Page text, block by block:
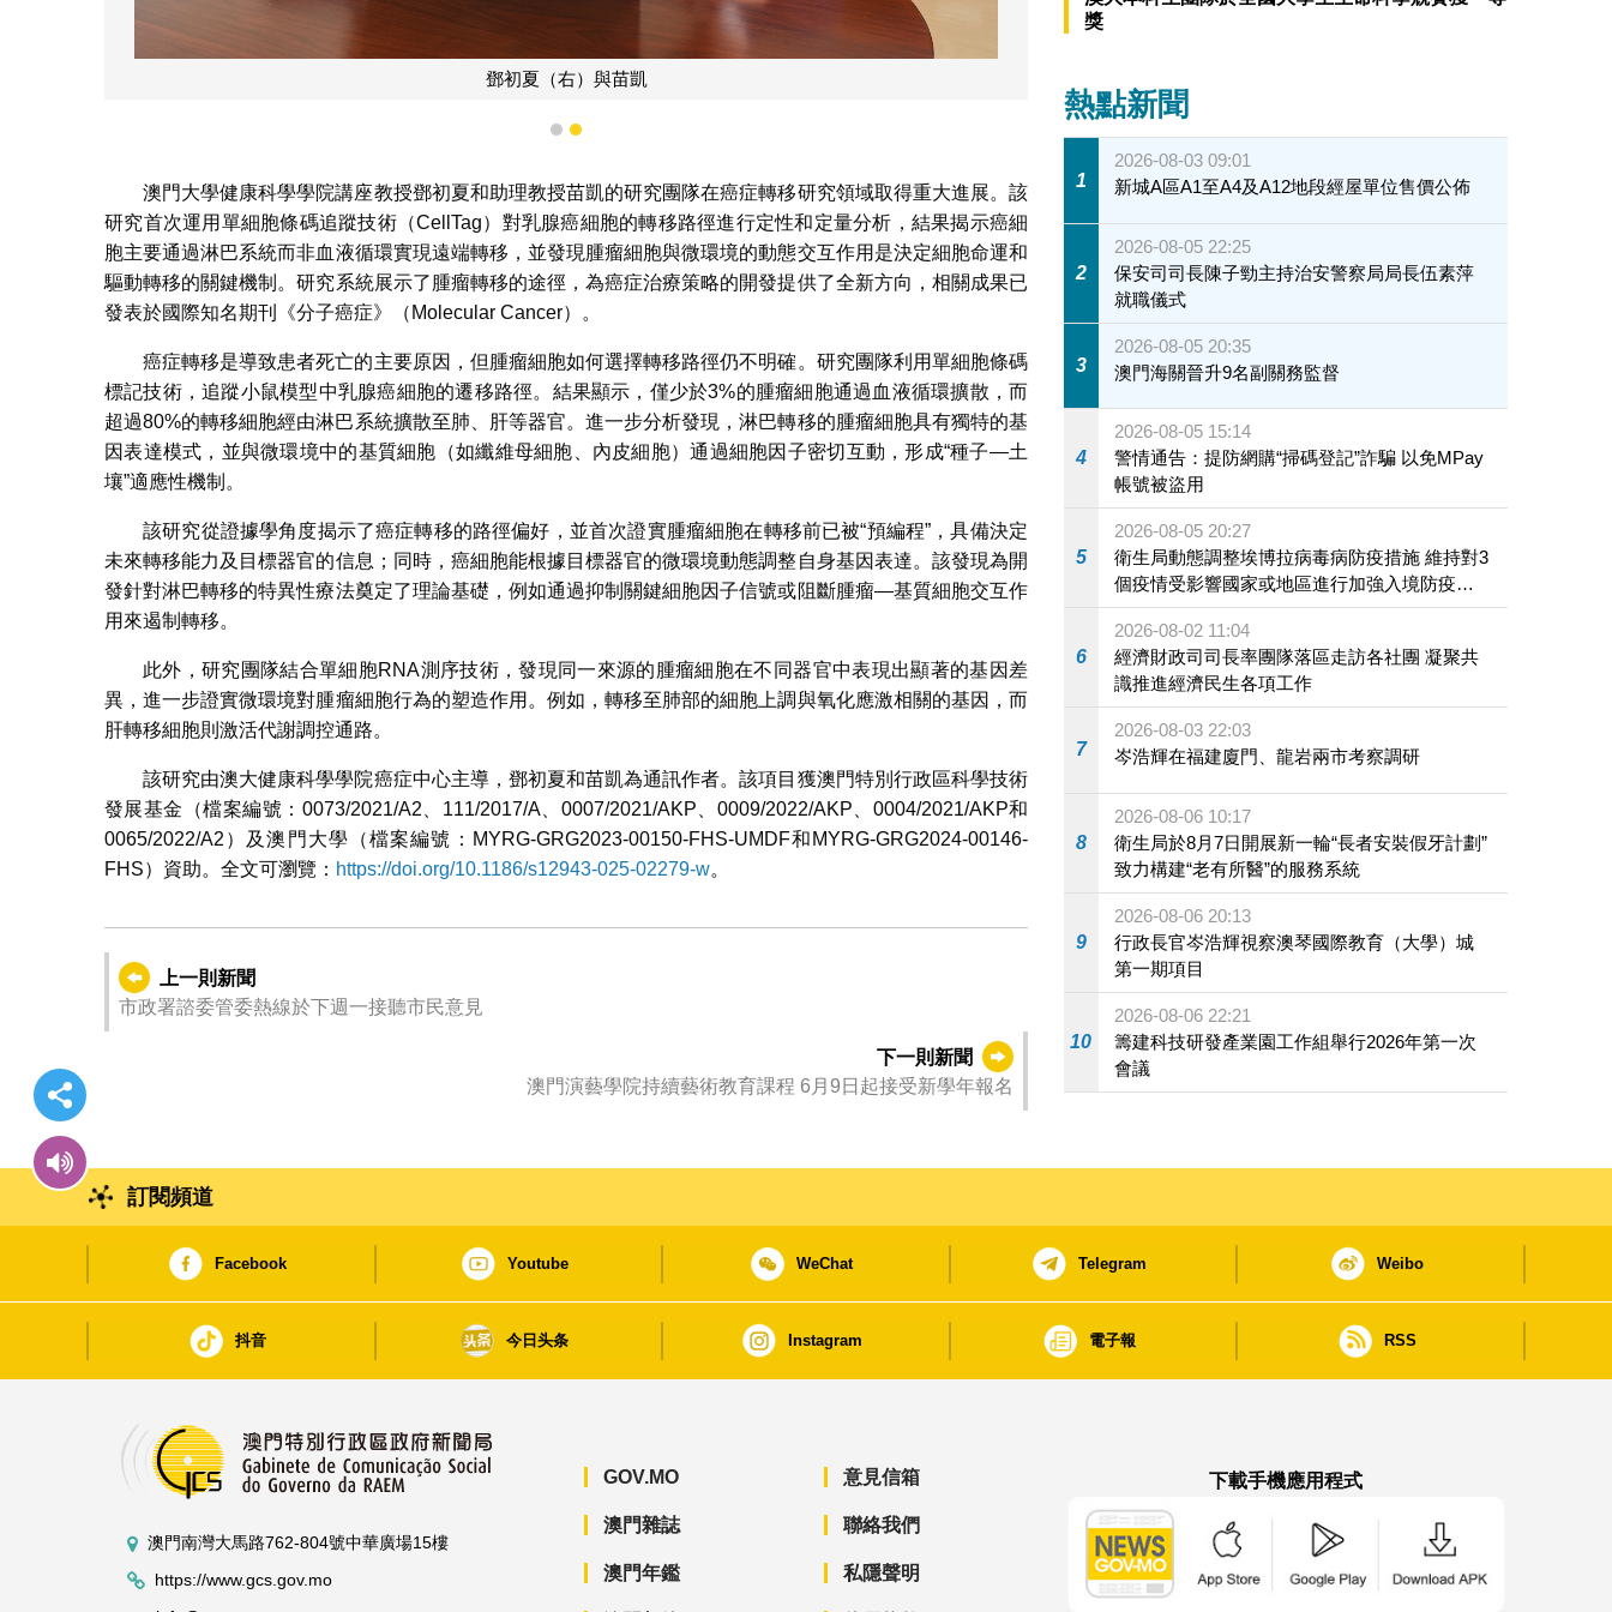
鄧初夏（右）與苗凱
1 2
澳門大學健康科學學院講座教授鄧初夏和助理教授苗凱的研究團隊在癌症轉移研究領域取得重大進展。該
研究首次運用單細胞條碼追蹤技術（CellTag）對乳腺癌細胞的轉移路徑進行定性和定量分析，結果揭示癌細
胞主要通過淋巴系統而非血液循環實現遠端轉移，並發現腫瘤細胞與微環境的動態交互作用是決定細胞命運和
驅動轉移的關鍵機制。研究系統展示了腫瘤轉移的途徑，為癌症治療策略的開發提供了全新方向，相關成果已
發表於國際知名期刊《分子癌症》（Molecular Cancer）。
癌症轉移是導致患者死亡的主要原因，但腫瘤細胞如何選擇轉移路徑仍不明確。研究團隊利用單細胞條碼
標記技術，追蹤小鼠模型中乳腺癌細胞的遷移路徑。結果顯示，僅少於3%的腫瘤細胞通過血液循環擴散，而
超過80%的轉移細胞經由淋巴系統擴散至肺、肝等器官。進一步分析發現，淋巴轉移的腫瘤細胞具有獨特的基
因表達模式，並與微環境中的基質細胞（如纖維母細胞、內皮細胞）通過細胞因子密切互動，形成“種子—土
壤”適應性機制。
該研究從證據學角度揭示了癌症轉移的路徑偏好，並首次證實腫瘤細胞在轉移前已被“預編程”，具備決定
未來轉移能力及目標器官的信息；同時，癌細胞能根據目標器官的微環境動態調整自身基因表達。該發現為開
發針對淋巴轉移的特異性療法奠定了理論基礎，例如通過抑制關鍵細胞因子信號或阻斷腫瘤—基質細胞交互作
用來遏制轉移。
此外，研究團隊結合單細胞RNA測序技術，發現同一來源的腫瘤細胞在不同器官中表現出顯著的基因差
異，進一步證實微環境對腫瘤細胞行為的塑造作用。例如，轉移至肺部的細胞上調與氧化應激相關的基因，而
肝轉移細胞則激活代謝調控通路。
該研究由澳大健康科學學院癌症中心主導，鄧初夏和苗凱為通訊作者。該項目獲澳門特別行政區科學技術
發展基金（檔案編號：0073/2021/A2、111/2017/A、0007/2021/AKP、0009/2022/AKP、0004/2021/AKP和
0065/2022/A2）及澳門大學（檔案編號：MYRG-GRG2023-00150-FHS-UMDF和MYRG-GRG2024-00146-
FHS）資助。全文可瀏覽： https://doi.org/10.1186/s12943-025-02279-w。
上一則新聞
市政署諮委管委熱線於下週一接聽市民意見
下一則新聞
澳門演藝學院持續藝術教育課程 6月9日起接受新學年報名
獎
熱點新聞
1
2026-08-03 09:01
新城A區A1至A4及A12地段經屋單位售價公佈
2
2026-08-05 22:25
保安司司長陳子勁主持治安警察局局長伍素萍
就職儀式
3
2026-08-05 20:35
澳門海關晉升9名副關務監督
4
2026-08-05 15:14
警情通告：提防網購“掃碼登記”詐騙 以免MPay
帳號被盜用
5
2026-08-05 20:27
衛生局動態調整埃博拉病毒病防疫措施 維持對3
個疫情受影響國家或地區進行加強入境防疫措
施
6
2026-08-02 11:04
經濟財政司司長率團隊落區走訪各社團 凝聚共
識推進經濟民生各項工作
7
2026-08-03 22:03
岑浩輝在福建廈門、龍岩兩市考察調研
8
2026-08-06 10:17
衛生局於8月7日開展新一輪“長者安裝假牙計劃”
致力構建“老有所醫”的服務系統
9
2026-08-06 20:13
行政長官岑浩輝視察澳琴國際教育（大學）城
第一期項目
10
2026-08-06 22:21
籌建科技研發產業園工作組舉行2026年第一次
會議
訂閱頻道
Facebook Youtube WeChat Telegram Weibo
抖音 今日头条 Instagram 電子報 RSS
澳門南灣大馬路762-804號中華廣場15樓
https://www.gcs.gov.mo
GOV.MO
澳門雜誌
澳門年鑑
意見信箱
聯絡我們
私隱聲明
下載手機應用程式